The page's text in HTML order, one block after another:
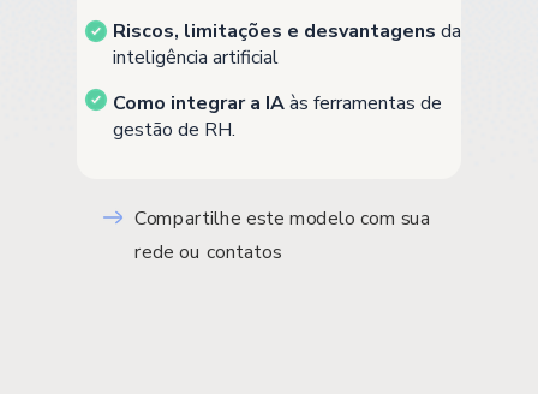
Compartilhe este modelo com sua
rede ou contatos
Riscos, limitações e desvantagens da
inteligência artificial
Como integrar a IAàs ferramentas de
gestão de RH.